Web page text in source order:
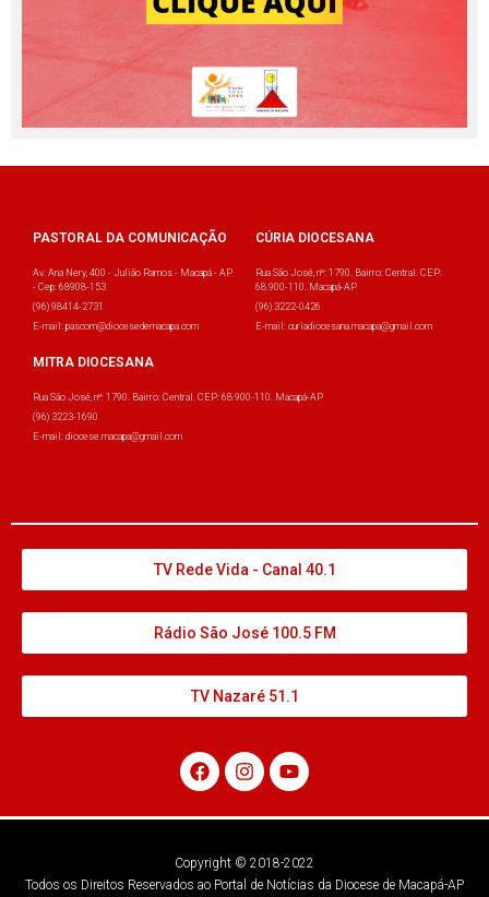
PASTORAL DA COMUNICAÇÃO
Av. Ana Nery, 400 - Julião Ramos - Macapá - AP
- Cep: 68908-153
(96) 98414-2731
E-mail: pascom@diocesedemacapa.com
CÚRIA DIOCESANA
Rua São José, nº: 1790. Bairro: Central. CEP:
68.900-110. Macapá-AP
(96) 3222-0426
E-mail: curiadiocesana.macapa@gmail.com
MITRA DIOCESANA
Rua São José, nº: 1790. Bairro: Central. CEP: 68.900-110. Macapá-AP
(96) 3223-1690
E-mail: diocese.macapa@gmail.com
TV Rede Vida - Canal 40.1
Rádio São José 100.5 FM
TV Nazaré 51.1
Copyright © 2018-2022
Todos os Direitos Reservados ao Portal de Notícias da Diocese de Macapá-AP